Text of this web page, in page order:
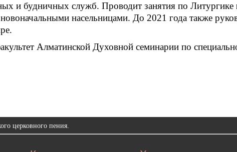
и будничных служб. Проводит занятия по Литургике
насельницами. До 2021 года также
Алматинской Духовной семинарии по
церковного пения.